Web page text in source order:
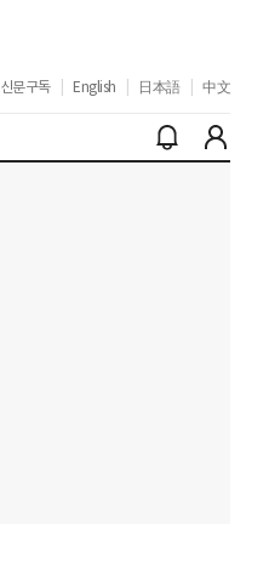
신문구독 English 日本語 中文